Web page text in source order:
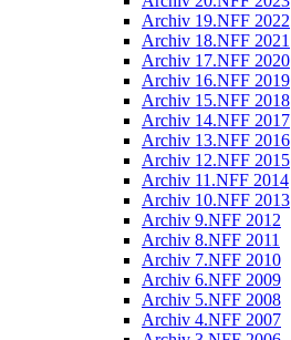
Archiv 19.NFF 2022
Archiv 18.NFF 2021
Archiv 17.NFF 2020
Archiv 16.NFF 2019
Archiv 15.NFF 2018
Archiv 14.NFF 2017
Archiv 13.NFF 2016
Archiv 12.NFF 2015
Archiv 11.NFF 2014
Archiv 10.NFF 2013
Archiv 9.NFF 2012
Archiv 8.NFF 2011
Archiv 7.NFF 2010
Archiv 6.NFF 2009
Archiv 5.NFF 2008
Archiv 4.NFF 2007